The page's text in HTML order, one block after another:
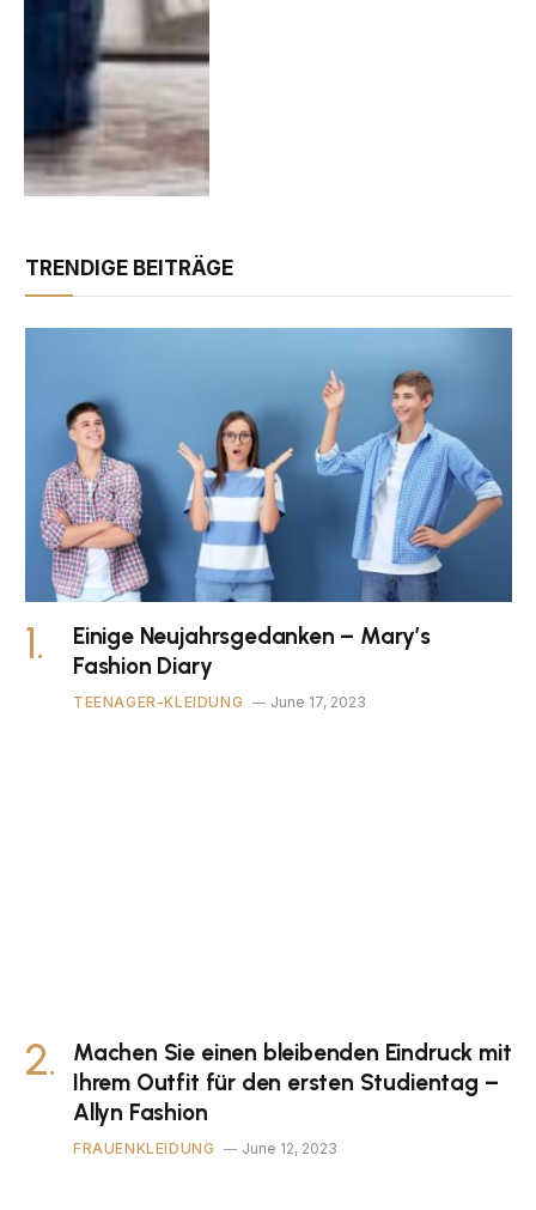
TRENDIGE BEITRÄGE
Einige Neujahrsgedanken – Mary’s
Fashion Diary
TEENAGER-KLEIDUNG June 17, 2023
Machen Sie einen bleibenden Eindruck mit
Ihrem Outfit für den ersten Studientag –
Allyn Fashion
FRAUENKLEIDUNG June 12, 2023